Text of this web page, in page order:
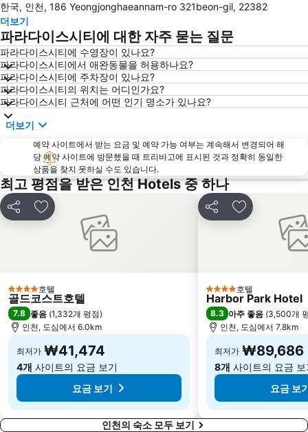
마포구
영등포역
종로
인사동
서울대공원
용산
광화문
라까사호텔 광명
송파구
Jongno
구로구
서초구
양양국제공항
을지로
경복궁
예술의전당
남대문시장
강서
신도림
송도 컨벤시아
서대문
명동성당
세종시 아트센터
당산
북한산 국립공원
덕수궁
서울월드컵경기장
한국, 인천, 186 Yeongjonghaeannam-ro 321beon-gil, 22382
더보기
파라다이스시티에 대한 자주 묻는 질문
파라다이스시티에 수영장이 있나요?
파라다이스시티에서 애완동물을 허용하나요?
파라다이스시티에 주차장이 있나요?
파라다이스시티의 위치는 어디인가요?
파라다이스시티 근처에 어떤 인기 명소가 있나요?
더보기
예약 사이트에서 받는 요금 및 예약 가능 여부는 계속해서 변경되어 해
당 예약 사이트에 방문했을 때 트리바고에 표시된 것과 정확히 동일한
상품을 찾지 못하실 수도 있습니다.
최고 평점을 받은 인천 Hotels 중 하나
공유 즐겨찾기에 추가
4 성급 호텔
골드코스트호텔
7.8 좋음 (1,332개 평점)
인천, 도심에서 6.0km
최저가 ₩41,474
4개 사이트의 요금 보기
요금 보기
공유 즐겨찾기에
4 성급 호텔
Harbor Park Hotel
8.3 아주 좋음 (3,500개
인천, 도심에서 7.8km
최저가 ₩89,686
8개 사이트의 요금 보
요금 보
인천의 숙소 모두 보기